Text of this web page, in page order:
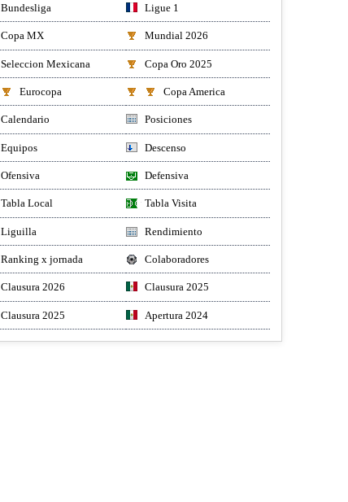
Bundesliga Ligue 1
Copa MX Mundial 2026
Seleccion Mexicana Copa Oro 2025
Eurocopa Copa America
Calendario Posiciones
Equipos Descenso
Ofensiva Defensiva
Tabla Local Tabla Visita
Liguilla Rendimiento
Ranking x jornada Colaboradores
Clausura 2026 Clausura 2025
Clausura 2025 Apertura 2024